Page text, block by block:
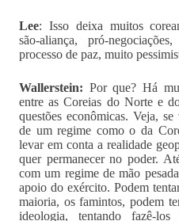
Lee: Isso deixa muitos
são-aliança, pró-
processo de paz, muito
Wallerstein: Por que? Há
entre as Coreias do Norte e
questões econômicas. Veja,
de um regime como o da
levar em conta a realidade
quer permanecer no poder.
com um regime de mão
apoio do exército. Podem
maioria, os famintos, podem
ideologia, tentando fazê-